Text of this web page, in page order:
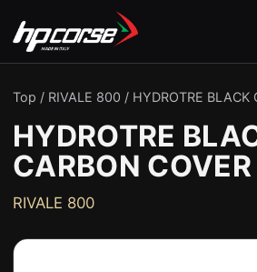
Top / RIVALE 800 / HYDROTRE BLACK
HYDROTRE
CARBON COVER
RIVALE 800